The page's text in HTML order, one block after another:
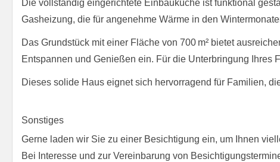
Die vollständig eingerichtete Einbauküche ist funktional
Gasheizung, die für angenehme Wärme in den
Das Grundstück mit einer Fläche von 700 m² bietet
Entspannen und Genießen ein. Für die Unterbringung Ihres
Dieses solide Haus eignet sich hervorragend für Familien,
Sonstiges
Gerne laden wir Sie zu einer Besichtigung ein, um Ihnen
Bei Interesse und zur Vereinbarung von